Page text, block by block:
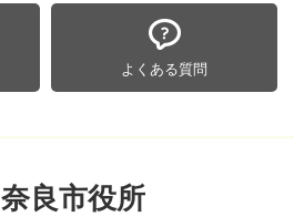
よくある質問
奈良市役所